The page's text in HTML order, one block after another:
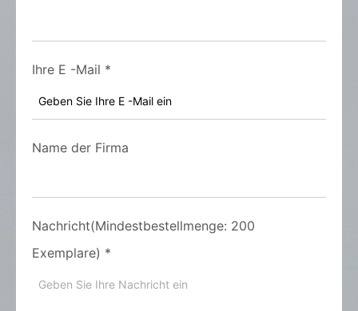
Ihre E -Mail *
Name der Firma
Nachricht(Mindestbestellmenge: 200
Exemplare) *